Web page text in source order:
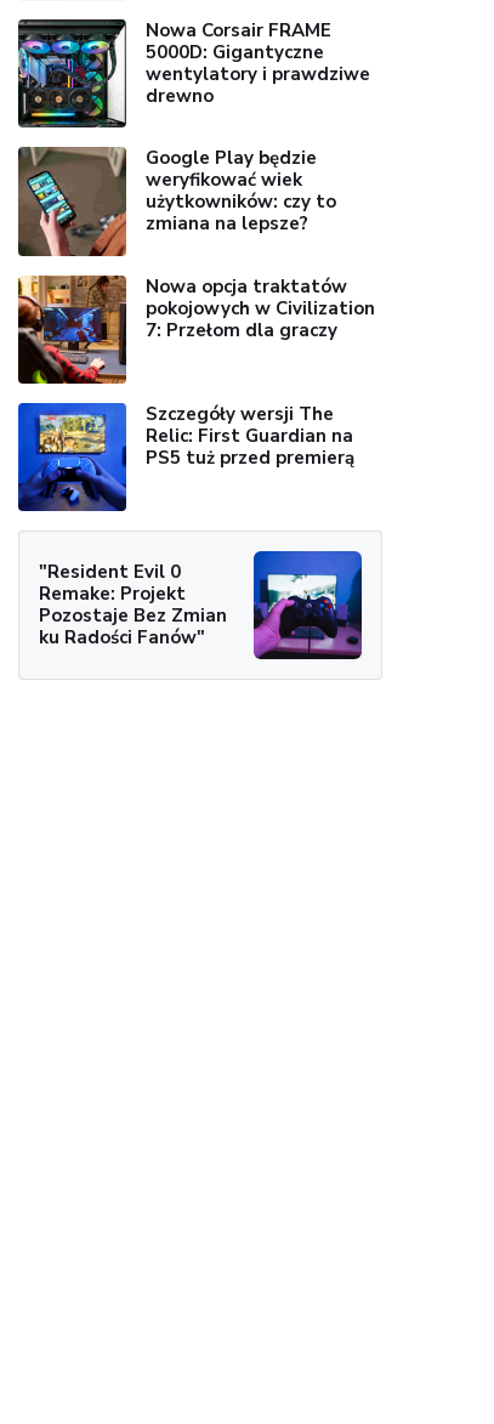
Nowa Corsair FRAME
5000D: Gigantyczne
wentylatory i prawdziwe
drewno
Google Play będzie
weryfikować wiek
użytkowników: czy to
zmiana na lepsze?
Nowa opcja traktatów
pokojowych w Civilization
7: Przełom dla graczy
Szczegóły wersji The
Relic: First Guardian na
PS5 tuż przed premierą
"Resident Evil 0
Remake: Projekt
Pozostaje Bez Zmian
ku Radości Fanów"